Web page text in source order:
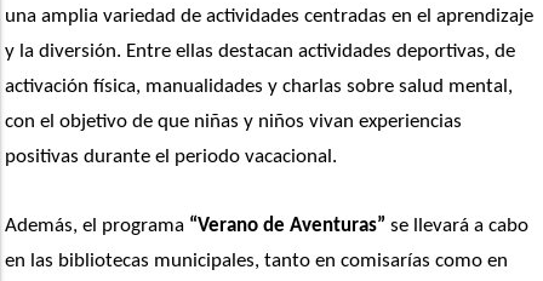
una amplia variedad de actividades centradas en el aprendizaje
y la diversión. Entre ellas destacan actividades deportivas, de
activación física, manualidades y charlas sobre salud mental,
con el objetivo de que niñas y niños vivan experiencias
positivas durante el periodo vacacional.
Además, el programa “Verano de Aventuras” se llevará a cabo
en las bibliotecas municipales, tanto en comisarías como en